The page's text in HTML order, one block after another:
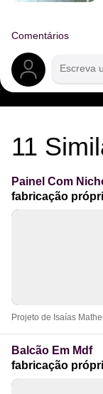
Comentários
11
Painel Com
fabricação
Projeto de Isaías
Balcão Em Mdf
fabricação